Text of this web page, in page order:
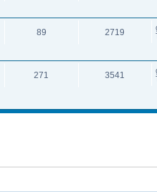
89 2719
271 3541